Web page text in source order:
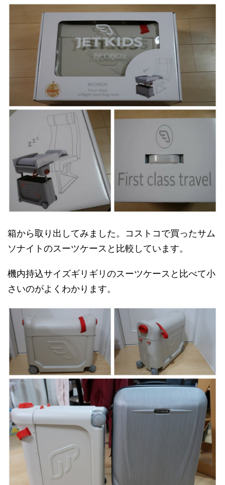
箱から取り出してみました。コストコで買ったサム
ソナイトのスーツケースと比較しています。
機内持込サイズギリギリのスーツケースと比べて小
さいのがよくわかります。